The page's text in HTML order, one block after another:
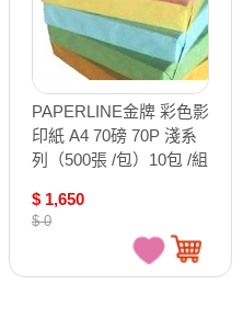
PAPERLINE金牌 彩色影
印紙 A4 70磅 70P 淺系
列（500張 /包）10包 /組
$ 1,650
$ 0